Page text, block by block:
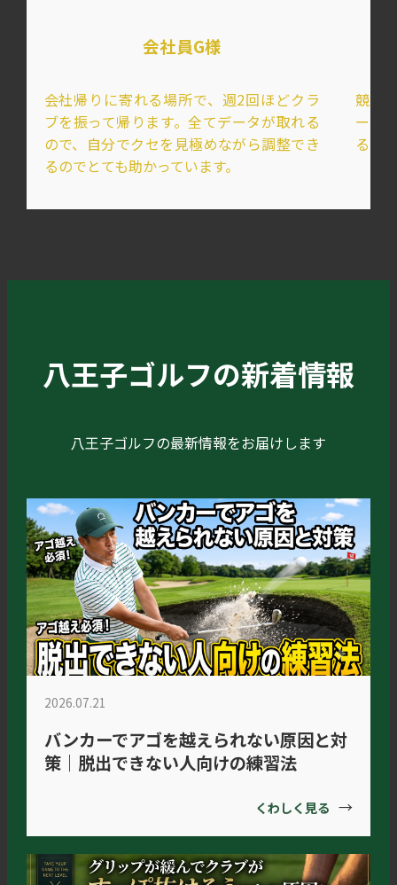
会社員G様
会社帰りに寄れる場所で、週2回ほどクラ
ブを振って帰ります。全てデータが取れる
ので、自分でクセを見極めながら調整でき
るのでとても助かっています。
競技
ース
るの
八王子ゴルフの新着情報
八王子ゴルフの最新情報をお届けします
2026.07.21
バンカーでアゴを越えられない原因と対
策｜脱出できない人向けの練習法
くわしく見る →